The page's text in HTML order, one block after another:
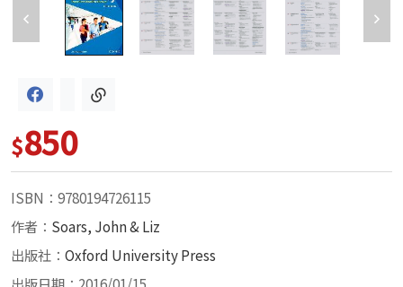
$850
ISBN：9780194726115
作者： Soars, John & Liz
出版社： Oxford University Press